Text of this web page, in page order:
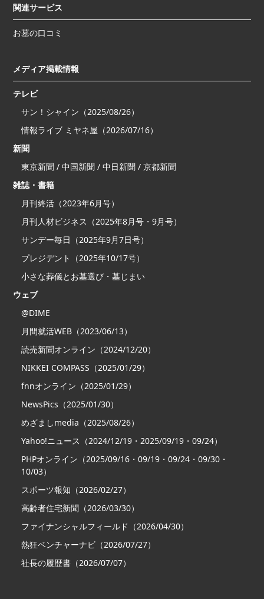
関連サービス
お墓の口コミ
メディア掲載情報
テレビ
サン！シャイン（2025/08/26）
情報ライブ ミヤネ屋（2026/07/16）
新聞
東京新聞 / 中国新聞 / 中日新聞 / 京都新聞
雑誌・書籍
月刊終活（2023年6月号）
月刊人材ビジネス（2025年8月号・9月号）
サンデー毎日（2025年9月7日号）
プレジデント（2025年10/17号）
小さな葬儀とお墓選び・墓じまい
ウェブ
@DIME
月間就活WEB（2023/06/13）
読売新聞オンライン（2024/12/20）
NIKKEI COMPASS（2025/01/29）
fnnオンライン（2025/01/29）
NewsPics（2025/01/30）
めざましmedia（2025/08/26）
Yahoo!ニュース（2024/12/19・2025/09/19・09/24）
PHPオンライン（2025/09/16・09/19・09/24・09/30・
10/03）
スポーツ報知（2026/02/27）
高齢者住宅新聞（2026/03/30）
ファイナンシャルフィールド（2026/04/30）
熱狂ベンチャーナビ（2026/07/27）
社長の履歴書（2026/07/07）